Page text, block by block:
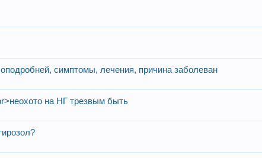
симптомы, лечения, причина заболеван
на НГ трезвым быть